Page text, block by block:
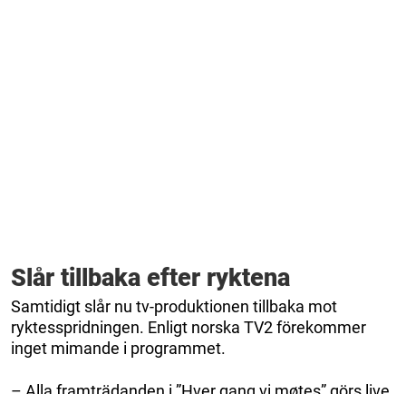
Slår tillbaka efter ryktena
Samtidigt slår nu tv-produktionen tillbaka mot
ryktesspridningen. Enligt norska TV2 förekommer
inget mimande i programmet.